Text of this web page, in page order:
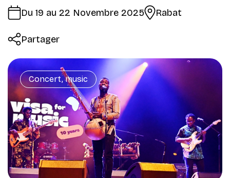
Du 19 au 22 Novembre 2025 Rabat
Partager
Concert, music